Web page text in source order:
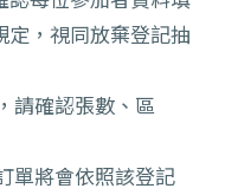
，視同放棄登記抽
請確認張數、區
單將會依照該登記